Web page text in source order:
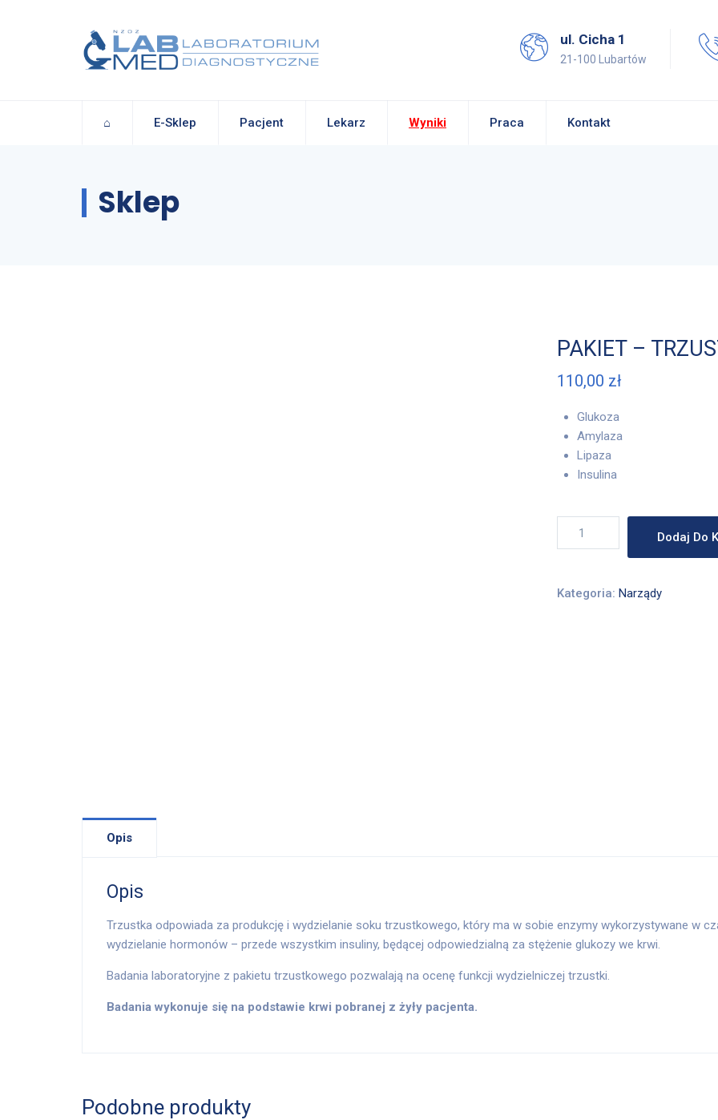
ul. Cicha 1
21-100 Lubartów
⌂ E-Sklep Pacjent Lekarz Wyniki Praca Kontakt
Sklep
PAKIET –
110,00 zł
Glukoza
Amylaza
Lipaza
Insulina
ilość
Dodaj Do
Kategoria: Narządy
Opis
Opis
Trzustka odpowiada za produkcję i wydzielanie soku trzustkowego, który ma w sobie enzymy wykorzystywane w
wydzielanie hormonów – przede wszystkim insuliny, będącej odpowiedzialną za stężenie glukozy we krwi.
Badania laboratoryjne z pakietu trzustkowego pozwalają na ocenę funkcji wydzielniczej trzustki.
Badania wykonuje się na podstawie krwi pobranej z żyły pacjenta.
Podobne produkty